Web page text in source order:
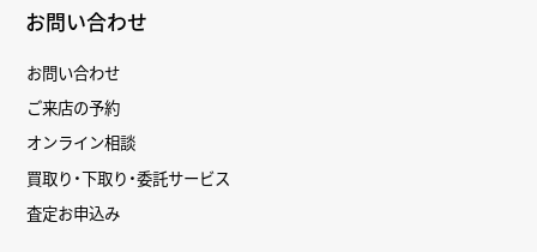
お問い合わせ
お問い合わせ
ご来店の予約
オンライン相談
買取り・下取り・委託サービス
査定お申込み